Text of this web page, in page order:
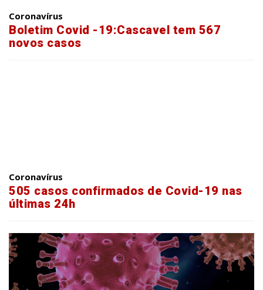
Coronavírus
Boletim Covid -19:Cascavel tem 567
novos casos
Coronavírus
505 casos confirmados de Covid-19 nas
últimas 24h